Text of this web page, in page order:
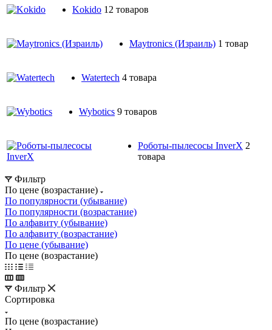
Kokido 12 товаров
Maytronics (Израиль) 1 товар
Watertech 4 товара
Wybotics 9 товаров
Роботы-пылесосы InverX 2
товара
Фильтр
По цене (возрастание)
По популярности (убывание)
По популярности (возрастание)
По алфавиту (убывание)
По алфавиту (возрастание)
По цене (убывание)
По цене (возрастание)
Фильтр
Сортировка
По цене (возрастание)